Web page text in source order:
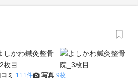
ミ 111件 写真 9枚